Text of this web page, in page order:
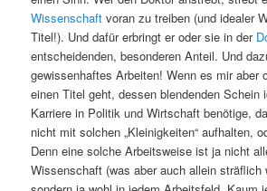
Wissenschaft voran zu treiben (und idealer
Titel!). Und dafür erbringt er oder sie in der
entscheidenden, besonderen Anteil. Und
gewissenhaftes Arbeiten! Wenn es mir aber
einen Titel geht, dessen blendenden Schein
Karriere in Politik und Wirtschaft benötige,
nicht mit solchen „Kleinigkeiten“ aufhalten,
Denn eine solche Arbeitsweise ist ja nicht
Wissenschaft (was aber auch allein sträflich